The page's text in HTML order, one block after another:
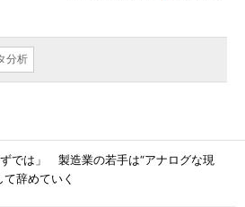
分析
ずでは」 製造業の若手は“アナログな現
て辞めていく